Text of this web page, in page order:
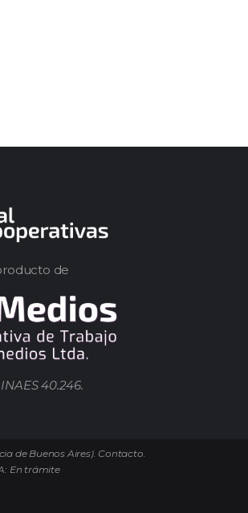
de
40.246.
de Buenos Aires). Contacto.
En trámite